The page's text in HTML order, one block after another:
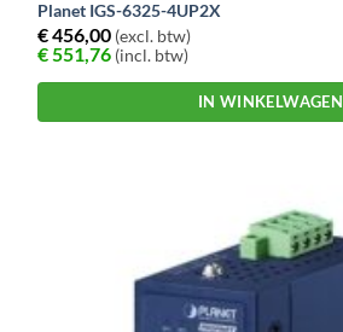
Planet IGS-6325-4UP2X
€456,00 (excl. btw)
€551,76 (incl. btw)
IN WINKELWAGEN